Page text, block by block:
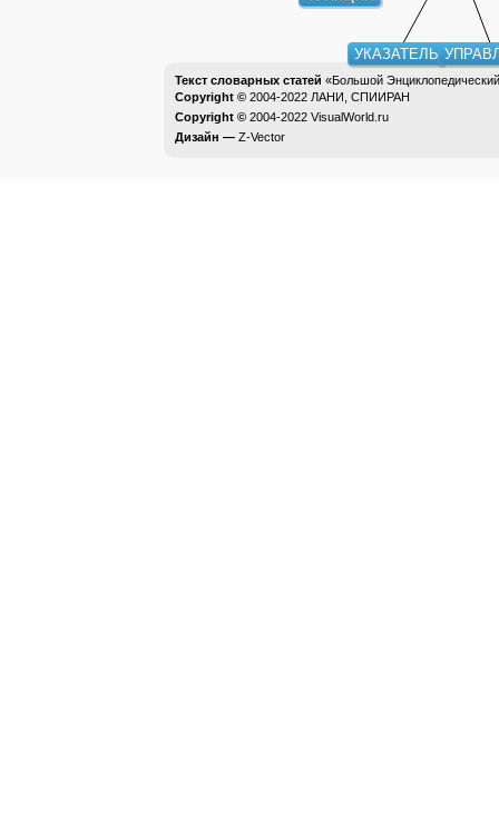
УКАЗАТЕЛЬ
Текст словарных статей «Большой
Copyright © 2004-2022 ЛАНИ, СПИИРАН
Copyright © 2004-2022 VisualWorld.ru
Дизайн — Z-Vector